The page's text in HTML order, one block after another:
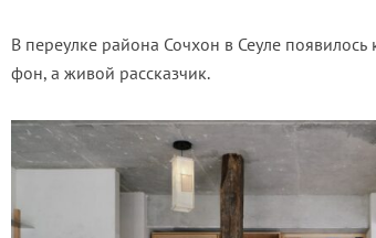
В переулке района Сочхон в Сеуле появилось
фон, а живой рассказчик.